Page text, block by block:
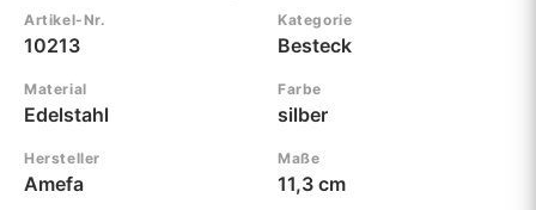
Artikel-Nr.
10213
Kategorie
Besteck
Material
Edelstahl
Farbe
silber
Hersteller
Amefa
Maße
11,3 cm